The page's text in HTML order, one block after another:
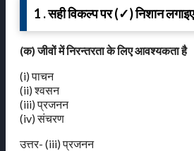
1 . सही विकल्प पर (✓) निशान लगाइए
(क) जीवों में निरन्तरता के लिए आवश्यकता है
(i) पाचन
(ii) श्वसन
(iii) प्रजनन
(iv) संचरण
उत्तर- (iii) प्रजनन